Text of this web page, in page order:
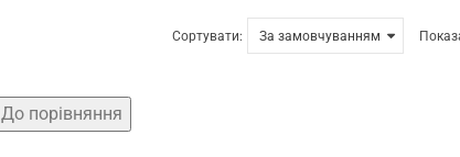
Сортувати:
До порівняння